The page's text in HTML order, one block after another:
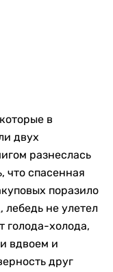
в
двух
разнеслась
что спасенная
поразило
лебедь не улетел
голода-холода,
вдвоем и
друг